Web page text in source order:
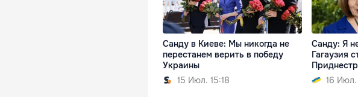
Санду в Киеве: Мы никогда не
перестанем верить в победу
Украины
15 Июл. 15:18
Санду: Я
Гагаузия
16